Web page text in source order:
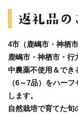
4市（鹿嶋市・神栖
鹿嶋市・神栖市・行
中農薬不使用＆でき
（6～7品）をハー
します。
自然栽培で育てた